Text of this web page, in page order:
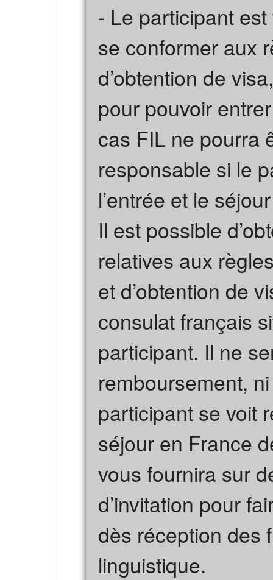
- Le participant
se conformer aux
d’obtention de
pour pouvoir
cas FIL ne pourra
responsable si le
l’entrée et le
Il est possible
relatives aux
et d’obtention de
consulat français
participant. Il ne
remboursement,
participant se voit
séjour en France
vous fournira sur
d’invitation pour
dès réception des
linguistique.